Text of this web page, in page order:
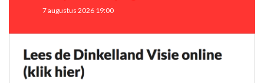
7 augustus 2026 19:00